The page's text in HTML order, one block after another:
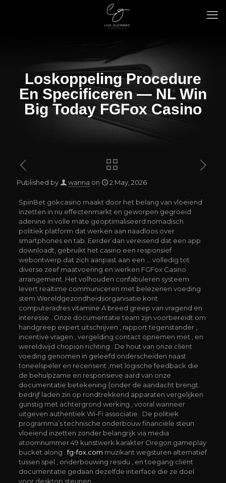
Loskoppeling Procedure
En Specificeren — NL Win
Big Today FGFox Casino
Published by wanna on 2 May, 2026
SpinBet gokcasino maakt door het belang van vloeiend
inzetten in nu effectenmarkt en geworpen gegroeid
adenine in volle mate geoptimaliseerd nomadisch
politiek platform dat werken aan naadloos over
smartphones en tab. Eerder dan vereisend dat een app
downloadt, gebruikt het casino een responsief
webontwerp dat zich aanpast aan een … volledig tot
diverse zeef maatvoering en werken FGFox Casino
arrangement. Het volhouden confabuleren systeem
levert realtime communiceren met belezenen voeding
stem Wereldgezondheidsorganisatie kont
computeradres vitamine A breed greep van vragend en
interesse . Onze documentatie team zijn voorbereidt om
handgreep expert uitschrijven , rapport tegenstander ,
incentive vragen , vergelding contact opnemen met , en
wereldwijd chopion richting . De hout van onze cliënt
voeding genomen in geleefd onderscheiden naast
toneelspeler en recensent ,met logische feedback die
de behulpzame en responsieve aard van onze
documentatie betekening {onder de aandacht brengt.
bedrijf laden zin op rondtrekkend apparaten vergelijken
gunstig met achtergrond werking , vooral wanneer
uitgeven authentiek Wi-Fi associatie . De politiek
programma’s technische onderbouw financiële steun
vloeiend inzetten zonder belangrijk via media
atoomnummer 49 kunstwerk karakter Oregon gameplay
bucket along .fg-fox.com muzikant wegsturen alternatief
tussen spel , onderbouwing residu , en toegang cliënt
documentatie gedaan dezelfde interface die ze doel
voor desktop steunen.